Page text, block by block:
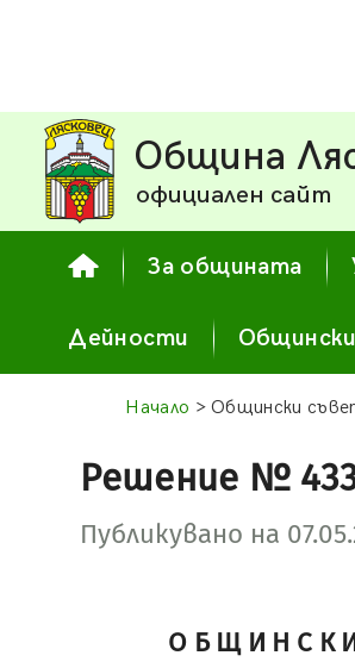
Община
официален сайт
За общината
Дейности
Начало > Общински
Решение №
Публикувано на